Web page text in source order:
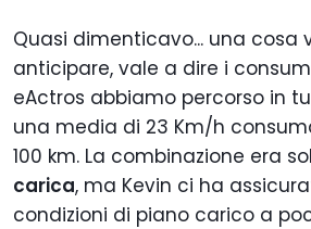
Quasi dimenticavo... una cosa
anticipare, vale a dire i
eActros abbiamo percorso in
una media di 23 Km/h
100 km. La combinazione era
carica, ma Kevin ci ha
condizioni di piano carico a